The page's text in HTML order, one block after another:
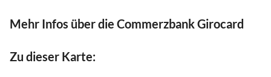
Mehr Infos über die Commerzbank Girocard
Zu dieser Karte: